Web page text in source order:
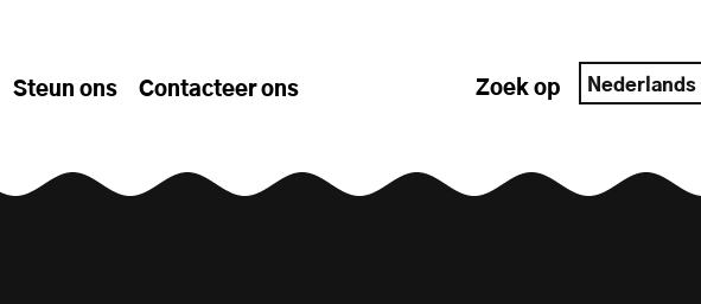
Steun ons Contacteer ons Zoek op Nederlands